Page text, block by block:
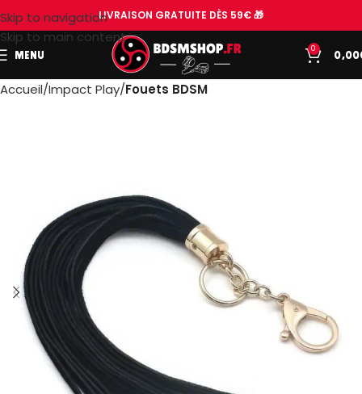
Skip to navigation
Skip to main content
LIVRAISON GRATUITE DÈS 59€ 🎁
MENU
0
0,00
Accueil Impact Play Fouets BDSM